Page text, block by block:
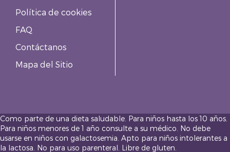
Política de cookies
FAQ
Contáctanos
Mapa del Sitio
Como parte de una dieta saludable. Para niños hasta los 10 años.
Para niños menores de 1 año consulte a su médico. No debe
usarse en niños con galactosemia. Apto para niños intolerantes a
la lactosa. No para uso parenteral. Libre de gluten.